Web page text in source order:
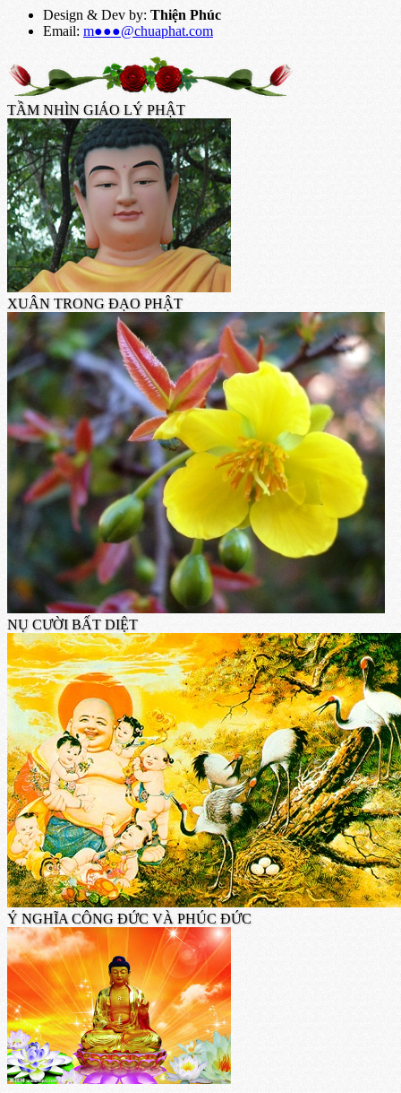
Design & Dev by: Thiện Phúc
Email: m●●●@chuaphat.com
TẦM NHÌN GIÁO LÝ PHẬT
XUÂN TRONG ĐẠO PHẬT
NỤ CƯỜI BẤT DIỆT
Ý NGHĨA CÔNG ĐỨC VÀ PHÚC ĐỨC